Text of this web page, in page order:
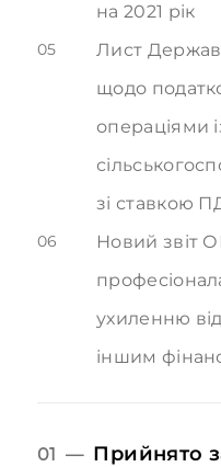
на 2021 рік
05
Лист
щодо
операціями
зі ставкою
06
Новий звіт
ухиленню
іншим
01 — Прийнято